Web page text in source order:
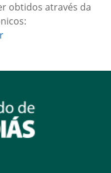
obtidos através da